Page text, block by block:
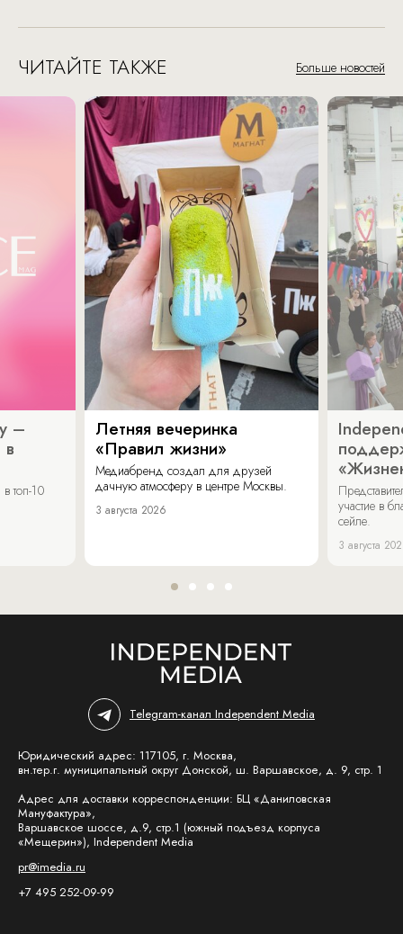
ЧИТАЙТЕ ТАКЖЕ Больше новостей
–
топ-10
Летняя вечеринка
«Правил жизни»
Медиабренд создал для друзей
дачную атмосферу в центре Москвы.
3 августа 2026
участие в
сейле.
3 августа
Telegram-канал Independent Media
Юридический адрес: 117105, г. Москва,
вн.тер.г. муниципальный округ Донской, ш. Варшавское, д. 9, стр. 1
Адрес для доставки корреспонденции: БЦ «Даниловская
Мануфактура»,
Варшавское шоссе, д.9, стр.1 (южный подъезд корпуса
«Мещерин»), Independent Media
pr@imedia.ru
+7 495 252-09-99